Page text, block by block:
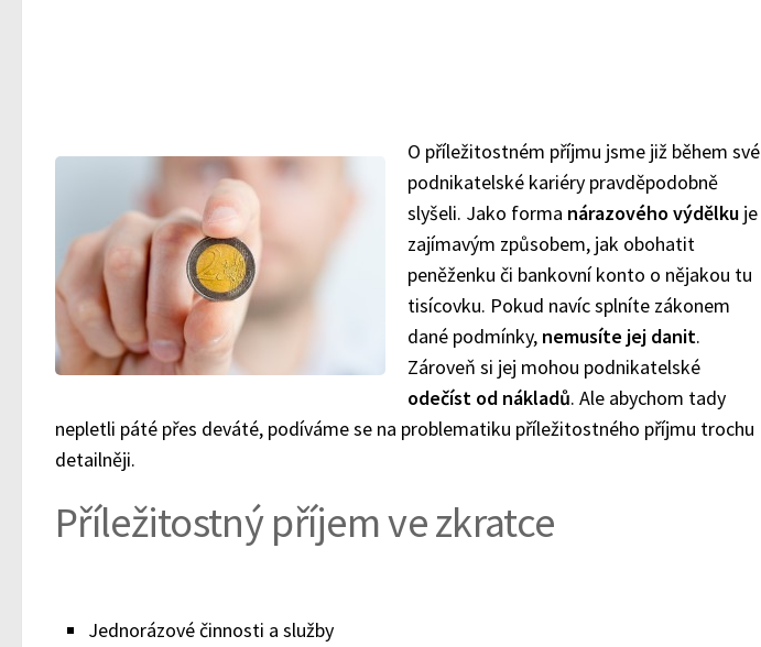
O příležitostném příjmu jsme již během své
podnikatelské kariéry pravděpodobně
slyšeli. Jako forma nárazového výdělku je
zajímavým způsobem, jak obohatit
peněženku či bankovní konto o nějakou tu
tisícovku. Pokud navíc splníte zákonem
dané podmínky, nemusíte jej danit.
Zároveň si jej mohou podnikatelské
odečíst od nákladů. Ale abychom tady
nepletli páté přes deváté, podíváme se na problematiku příležitostného příjmu trochu
detailněji.
Příležitostný příjem ve zkratce
Jednorázové činnosti a služby